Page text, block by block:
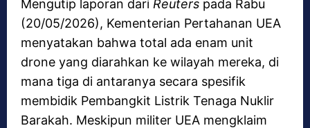
Mengutip laporan dari Reuters pada Rabu
(20/05/2026), Kementerian Pertahanan UEA
menyatakan bahwa total ada enam unit
drone yang diarahkan ke wilayah mereka, di
mana tiga di antaranya secara spesifik
membidik Pembangkit Listrik Tenaga Nuklir
Barakah. Meskipun militer UEA mengklaim